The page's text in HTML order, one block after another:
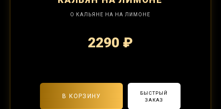
О КАЛЬЯНЕ НА НА ЛИМОНЕ
2290 ₽
В КОРЗИНУ
БЫСТРЫЙ
ЗАКАЗ